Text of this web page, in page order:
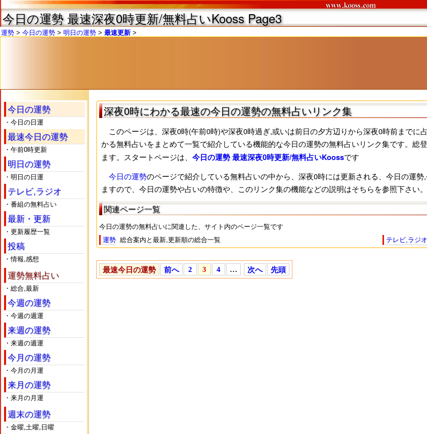
今日の運勢 最速深夜0時更新/無料占いKoossPage3
運勢 今日の運勢 明日の運勢 最速更新
今日の運勢
・今日の日運
最速今日の運勢
・午前0時更新
明日の運勢
・明日の日運
テレビ,ラジオ
・番組の無料占い
最新・更新
・更新履歴一覧
投稿
・情報,感想
運勢無料占い
・総合,最新
今週の運勢
・今週の週運
来週の運勢
・来週の週運
今月の運勢
・今月の月運
来月の運勢
・来月の月運
週末の運勢
・金曜,土曜,日曜
深夜0時にわかる最速の今日の運勢の無料占いリンク集
このページは、深夜0時(午前0時)や深夜0時過ぎ,或いは前日の夕方辺りから深夜0時前までに
かる無料占いをまとめて一覧で紹介している機能的な今日の運勢の無料占いリンク集です。総
ます。スタートページは、 今日の運勢 最速深夜0時更新/無料占いKoossです
今日の運勢のページで紹介している無料占いの中から、深夜0時には更新される、今日の運
ますので、今日の運勢や占いの特徴や、このリンク集の機能などの説明はそちらを参照下さい。
関連ページ一覧
今日の運勢の無料占いに関連した、サイト内のページ一覧です
運勢 総合案内と最新,更新順の総合一覧
明日の運勢 明日の運勢一覧
週末の運勢 金曜,土曜,日曜の週末の運勢
テレビ,ラジオ
最速今日の運勢 前へ 2 3 4 … 次へ 先頭